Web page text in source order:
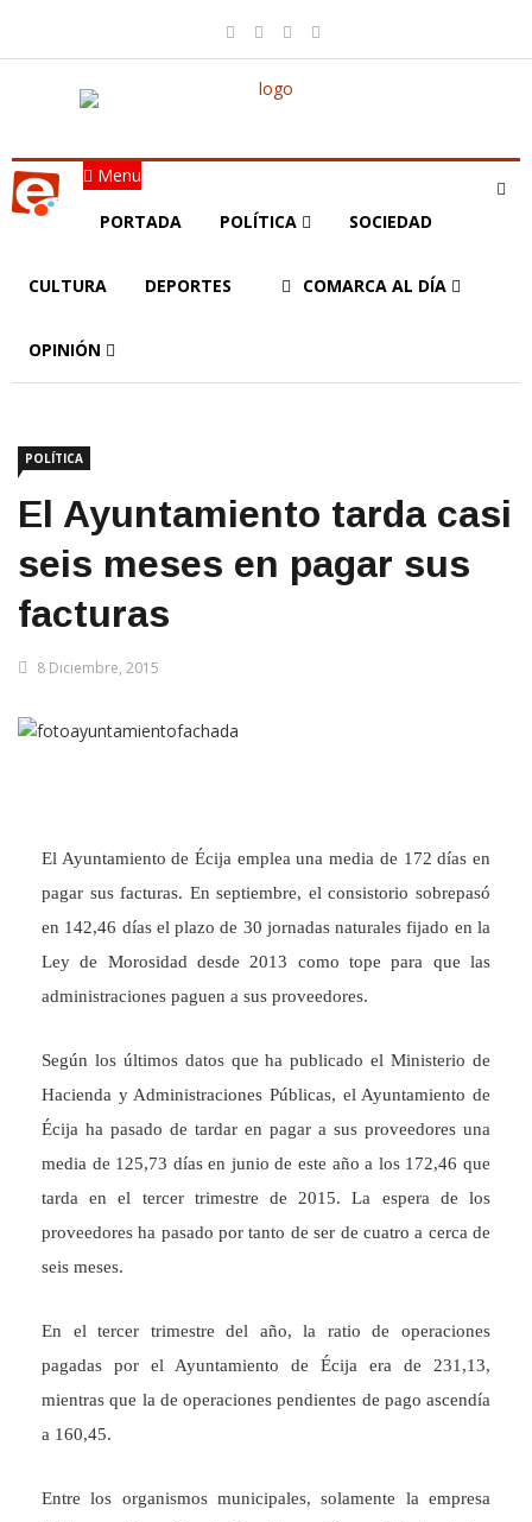
Menu
PORTADA POLÍTICA SOCIEDAD
CULTURA DEPORTES COMARCA AL DÍA
OPINIÓN
POLÍTICA
El Ayuntamiento tarda casi
seis meses en pagar sus
facturas
8 Diciembre, 2015
El Ayuntamiento de Écija emplea una media de 172 días en
pagar sus facturas. En septiembre, el consistorio sobrepasó
en 142,46 días el plazo de 30 jornadas naturales fijado en la
Ley de Morosidad desde 2013 como tope para que las
administraciones paguen a sus proveedores.
Según los últimos datos que ha publicado el Ministerio de
Hacienda y Administraciones Públicas, el Ayuntamiento de
Écija ha pasado de tardar en pagar a sus proveedores una
media de 125,73 días en junio de este año a los 172,46 que
tarda en el tercer trimestre de 2015. La espera de los
proveedores ha pasado por tanto de ser de cuatro a cerca de
seis meses.
En el tercer trimestre del año, la ratio de operaciones
pagadas por el Ayuntamiento de Écija era de 231,13,
mientras que la de operaciones pendientes de pago ascendía
a 160,45.
Entre los organismos municipales, solamente la empresa